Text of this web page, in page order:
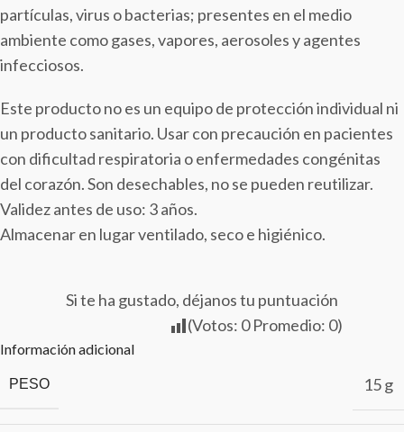
partículas, virus o bacterias; presentes en el medio
ambiente como gases, vapores, aerosoles y agentes
infecciosos.
Este producto no es un equipo de protección individual ni
un producto sanitario. Usar con precaución en pacientes
con dificultad respiratoria o enfermedades congénitas
del corazón. Son desechables, no se pueden reutilizar.
Validez antes de uso: 3 años.
Almacenar en lugar ventilado, seco e higiénico.
Si te ha gustado, déjanos tu puntuación
(Votos: 0Promedio: 0)
Información adicional
PESO 15 g